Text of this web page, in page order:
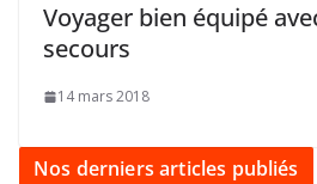
Voyager bien équipé
secours
14 mars 2018
Nos derniers articles publiés